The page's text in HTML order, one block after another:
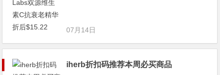
07月14日
iherb折扣码推荐本周必买商品